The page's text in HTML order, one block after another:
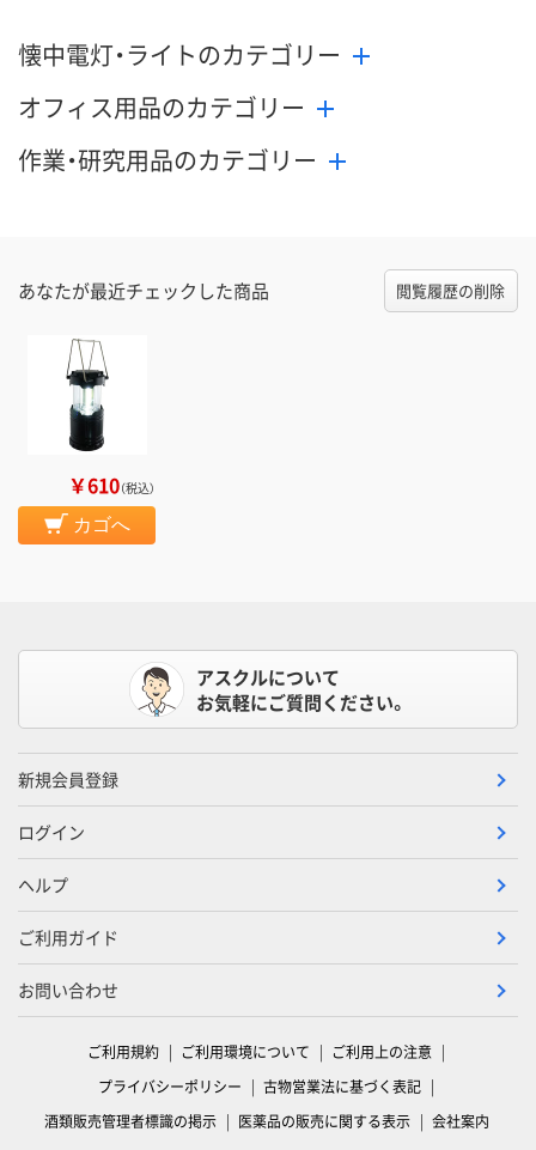
懐中電灯・ライトのカテゴリー
オフィス用品のカテゴリー
作業・研究用品のカテゴリー
あなたが最近チェックした商品 閲覧履歴の削除
￥610（税込）
カゴへ
アスクルについて
お気軽にご質問ください。
新規会員登録
ログイン
ヘルプ
ご利用ガイド
お問い合わせ
ご利用規約 ご利用環境について
ご利用上の注意
プライバシーポリシー
古物営業法に基づく表記
酒類販売管理者標識の掲示
医薬品の販売に関する表示 会社案内